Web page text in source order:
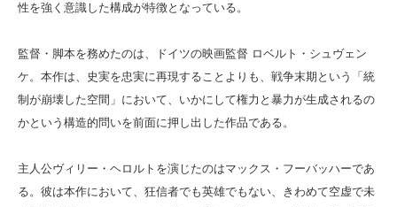
性を強く意識した構成が特徴となっている。
監督・脚本を務めたのは、ドイツの映画監督 ロベルト・シュヴェン
ケ。本作は、史実を忠実に再現することよりも、戦争末期という「統
制が崩壊した空間」において、いかにして権力と暴力が生成されるの
かという構造的問いを前面に押し出した作品である。
主人公ヴィリー・ヘロルトを演じたのはマックス・フーバッハーであ
る。彼は本作において、狂信者でも英雄でもない、きわめて空虚で未